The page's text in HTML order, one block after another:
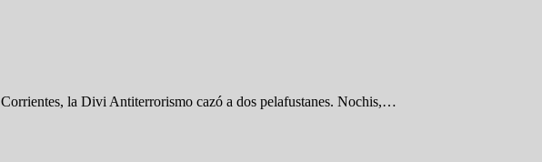
la Divi Antiterrorismo cazó a dos pelafustanes. Nochis,…